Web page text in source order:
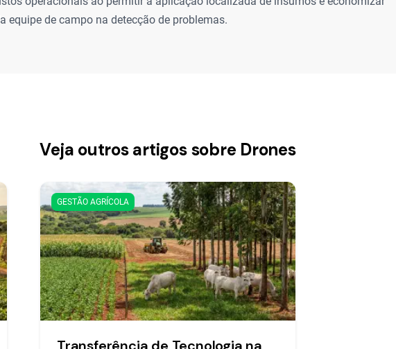
equipe de campo na detecção de problemas.
Veja outros artigos sobre Drones
GESTÃO AGRÍCOLA
Transferência de Tecnologia na